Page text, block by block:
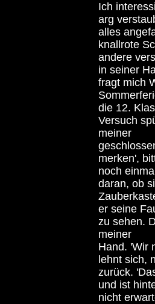
Ich
arg
alles
knallrote
andere
in seiner
fragt mich
die 12.
Versuch
meiner
merken',
noch
daran, ob
er seine
zu sehen.
meiner
Hand. 'Wir
lehnt sich,
zurück.
und ist
nicht